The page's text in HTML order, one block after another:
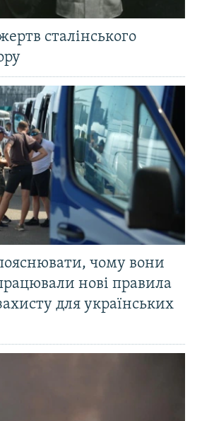
сталінського
чому вони
нові правила
для українських